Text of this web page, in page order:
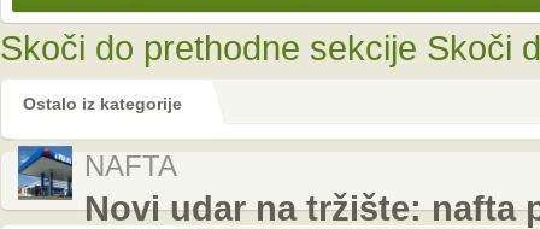
Skoči do prethodne sekcije Skoči
Ostalo iz kategorije
NAFTA
Novi udar na tržište: nafta